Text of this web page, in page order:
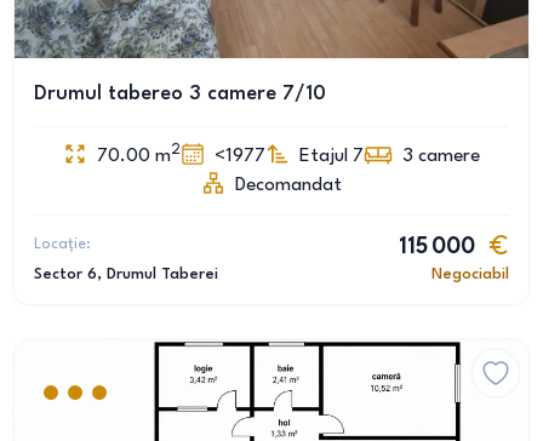
Drumul tabereo 3 camere 7/10
70.00 m2 <1977 Etajul 7 3 camere
Decomandat
Locație:
Sector 6, Drumul Taberei
115 000
Negociabil